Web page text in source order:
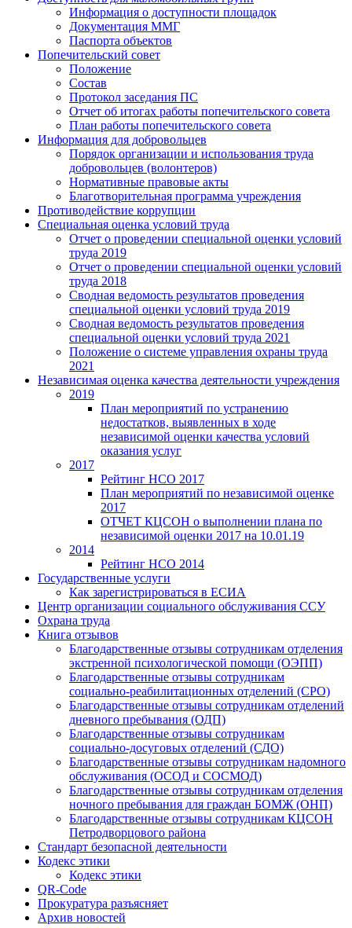
Информация о доступности площадок
Документация ММГ
Паспорта объектов
Попечительский совет
Положение
Состав
Протокол заседания ПС
Отчет об итогах работы попечительского совета
План работы попечительского совета
Информация для добровольцев
Порядок организации и использования труда
добровольцев (волонтеров)
Нормативные правовые акты
Благотворительная программа учреждения
Противодействие коррупции
Специальная оценка условий труда
Отчет о проведении специальной оценки условий
труда 2019
Отчет о проведении специальной оценки условий
труда 2018
Сводная ведомость результатов проведения
специальной оценки условий труда 2019
Сводная ведомость результатов проведения
специальной оценки условий труда 2021
Положение о системе управления охраны труда
2021
Независимая оценка качества деятельности учреждения
2019
План мероприятий по устранению
недостатков, выявленных в ходе
независимой оценки качества условий
оказания услуг
2017
Рейтинг НСО 2017
План мероприятий по независимой оценке
2017
ОТЧЕТ КЦСОН о выполнении плана по
независимой оценки 2017 на 10.01.19
2014
Рейтинг НСО 2014
Государственные услуги
Как зарегистрироваться в ЕСИА
Центр организации социального обслуживания ССУ
Охрана труда
Книга отзывов
Благодарственные отзывы сотрудникам отделения
экстренной психологической помощи (ОЭПП)
Благодарственные отзывы сотрудникам
социально-реабилитационных отделений (СРО)
Благодарственные отзывы сотрудникам отделений
дневного пребывания (ОДП)
Благодарственные отзывы сотрудникам
социально-досуговых отделений (СДО)
Благодарственные отзывы сотрудникам надомного
обслуживания (ОСОД и СОСМОД)
Благодарственные отзывы сотрудникам отделения
ночного пребывания для граждан БОМЖ (ОНП)
Благодарственные отзывы сотрудникам КЦСОН
Петродворцового района
Стандарт безопасной деятельности
Кодекс этики
Кодекс этики
QR-Code
Прокуратура разъясняет
Архив новостей